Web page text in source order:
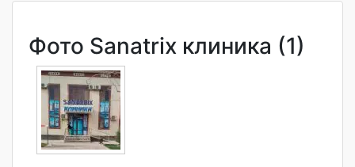
Фото Sanatrix клиника (1)